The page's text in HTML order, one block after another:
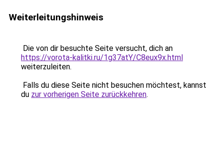
Weiterleitungshinweis
Die von dir besuchte Seite versucht, dich an
https://vorota-kalitki.ru/1g37atY/C8eux9x.html
weiterzuleiten.
Falls du diese Seite nicht besuchen möchtest, kannst
du zur vorherigen Seite zurückkehren.